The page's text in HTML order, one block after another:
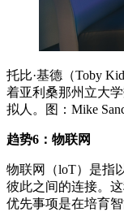
托比·基德（Toby
着亚利桑那州立大
拟人。图：Mike
趋势6：物联网
物联网（loT）是指
彼此之间的连接。
优先事项是在培育